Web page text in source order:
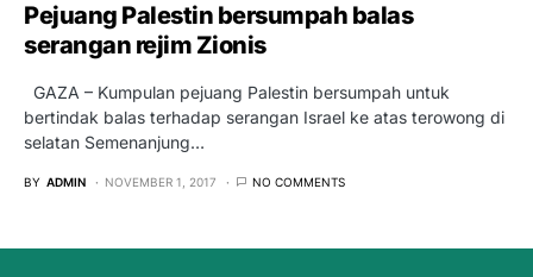
Pejuang Palestin bersumpah balas
serangan rejim Zionis
GAZA – Kumpulan pejuang Palestin bersumpah untuk
bertindak balas terhadap serangan Israel ke atas terowong di
selatan Semenanjung…
BY ADMIN NOVEMBER 1, 2017 NO COMMENTS